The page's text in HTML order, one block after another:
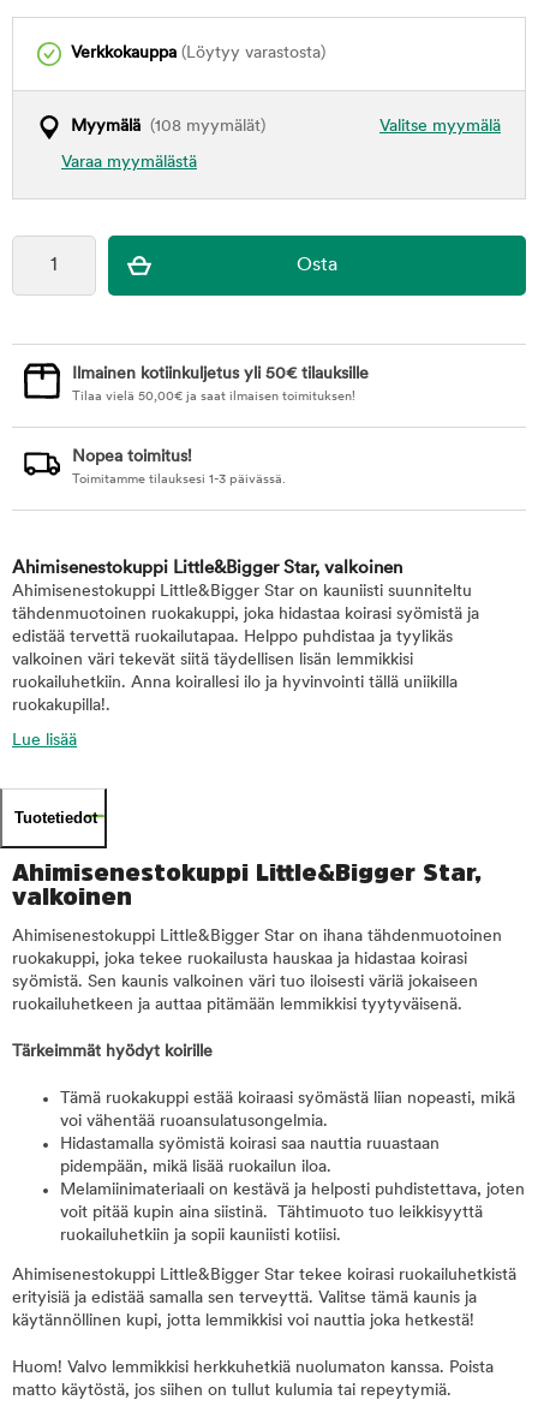
Verkkokauppa (Löytyy varastosta)
Valitse myymälä
Myymälä (108 myymälät)
Varaa myymälästä
Ilmainen kotiinkuljetus yli 50€ tilauksille
Tilaa vielä 50,00€ ja saat ilmaisen toimituksen!
Nopea toimitus!
Toimitamme tilauksesi 1-3 päivässä.
Ahimisenestokuppi Little&Bigger Star, valkoinen
Ahimisenestokuppi Little&Bigger Star on kauniisti suunniteltu
tähdenmuotoinen ruokakuppi, joka hidastaa koirasi syömistä ja
edistää tervettä ruokailutapaa. Helppo puhdistaa ja tyylikäs
valkoinen väri tekevät siitä täydellisen lisän lemmikkisi
ruokailuhetkiin. Anna koirallesi ilo ja hyvinvointi tällä uniikilla
ruokakupilla!.
Lue lisää
Tuotetiedot
Ahimisenestokuppi Little&Bigger Star,
valkoinen
Ahimisenestokuppi Little&Bigger Star on ihana tähdenmuotoinen
ruokakuppi, joka tekee ruokailusta hauskaa ja hidastaa koirasi
syömistä. Sen kaunis valkoinen väri tuo iloisesti väriä jokaiseen
ruokailuhetkeen ja auttaa pitämään lemmikkisi tyytyväisenä.
Tärkeimmät hyödyt koirille
Tämä ruokakuppi estää koiraasi syömästä liian nopeasti, mikä
voi vähentää ruoansulatusongelmia.
Hidastamalla syömistä koirasi saa nauttia ruuastaan
pidempään, mikä lisää ruokailun iloa.
Melamiinimateriaali on kestävä ja helposti puhdistettava, joten
voit pitää kupin aina siistinä. Tähtimuoto tuo leikkisyyttä
ruokailuhetkiin ja sopii kauniisti kotiisi.
Ahimisenestokuppi Little&Bigger Star tekee koirasi ruokailuhetkistä
erityisiä ja edistää samalla sen terveyttä. Valitse tämä kaunis ja
käytännöllinen kupi, jotta lemmikkisi voi nauttia joka hetkestä!
Huom! Valvo lemmikkisi herkkuhetkiä nuolumaton kanssa. Poista
matto käytöstä, jos siihen on tullut kulumia tai repeytymiä.